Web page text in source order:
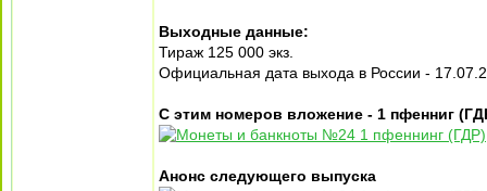
Выходные данные:
Тираж 125 000 экз.
Официальная дата выхода в России -
С этим номеров вложение - 1 пфенниг
Анонс следующего выпуска